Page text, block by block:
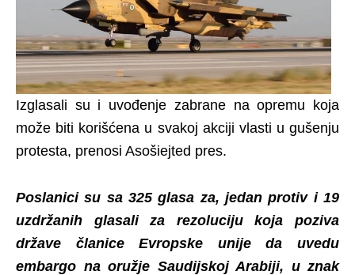
Izglasali su i uvođenje zabrane na opremu koja
može biti korišćena u svakoj akciji vlasti u gušenju
protesta, prenosi Asošiejted pres.
Poslanici su sa 325 glasa za, jedan protiv i 19
uzdržanih glasali za rezoluciju koja poziva
države članice Evropske unije da uvedu
embargo na oružje Saudijskoj Arabiji, u znak